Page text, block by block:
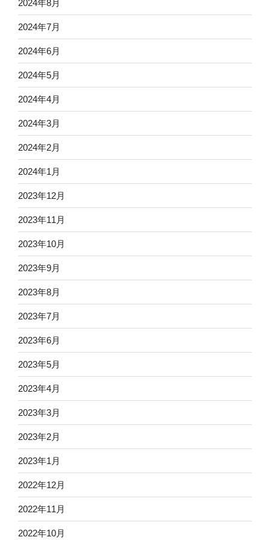
2024年8月
2024年7月
2024年6月
2024年5月
2024年4月
2024年3月
2024年2月
2024年1月
2023年12月
2023年11月
2023年10月
2023年9月
2023年8月
2023年7月
2023年6月
2023年5月
2023年4月
2023年3月
2023年2月
2023年1月
2022年12月
2022年11月
2022年10月